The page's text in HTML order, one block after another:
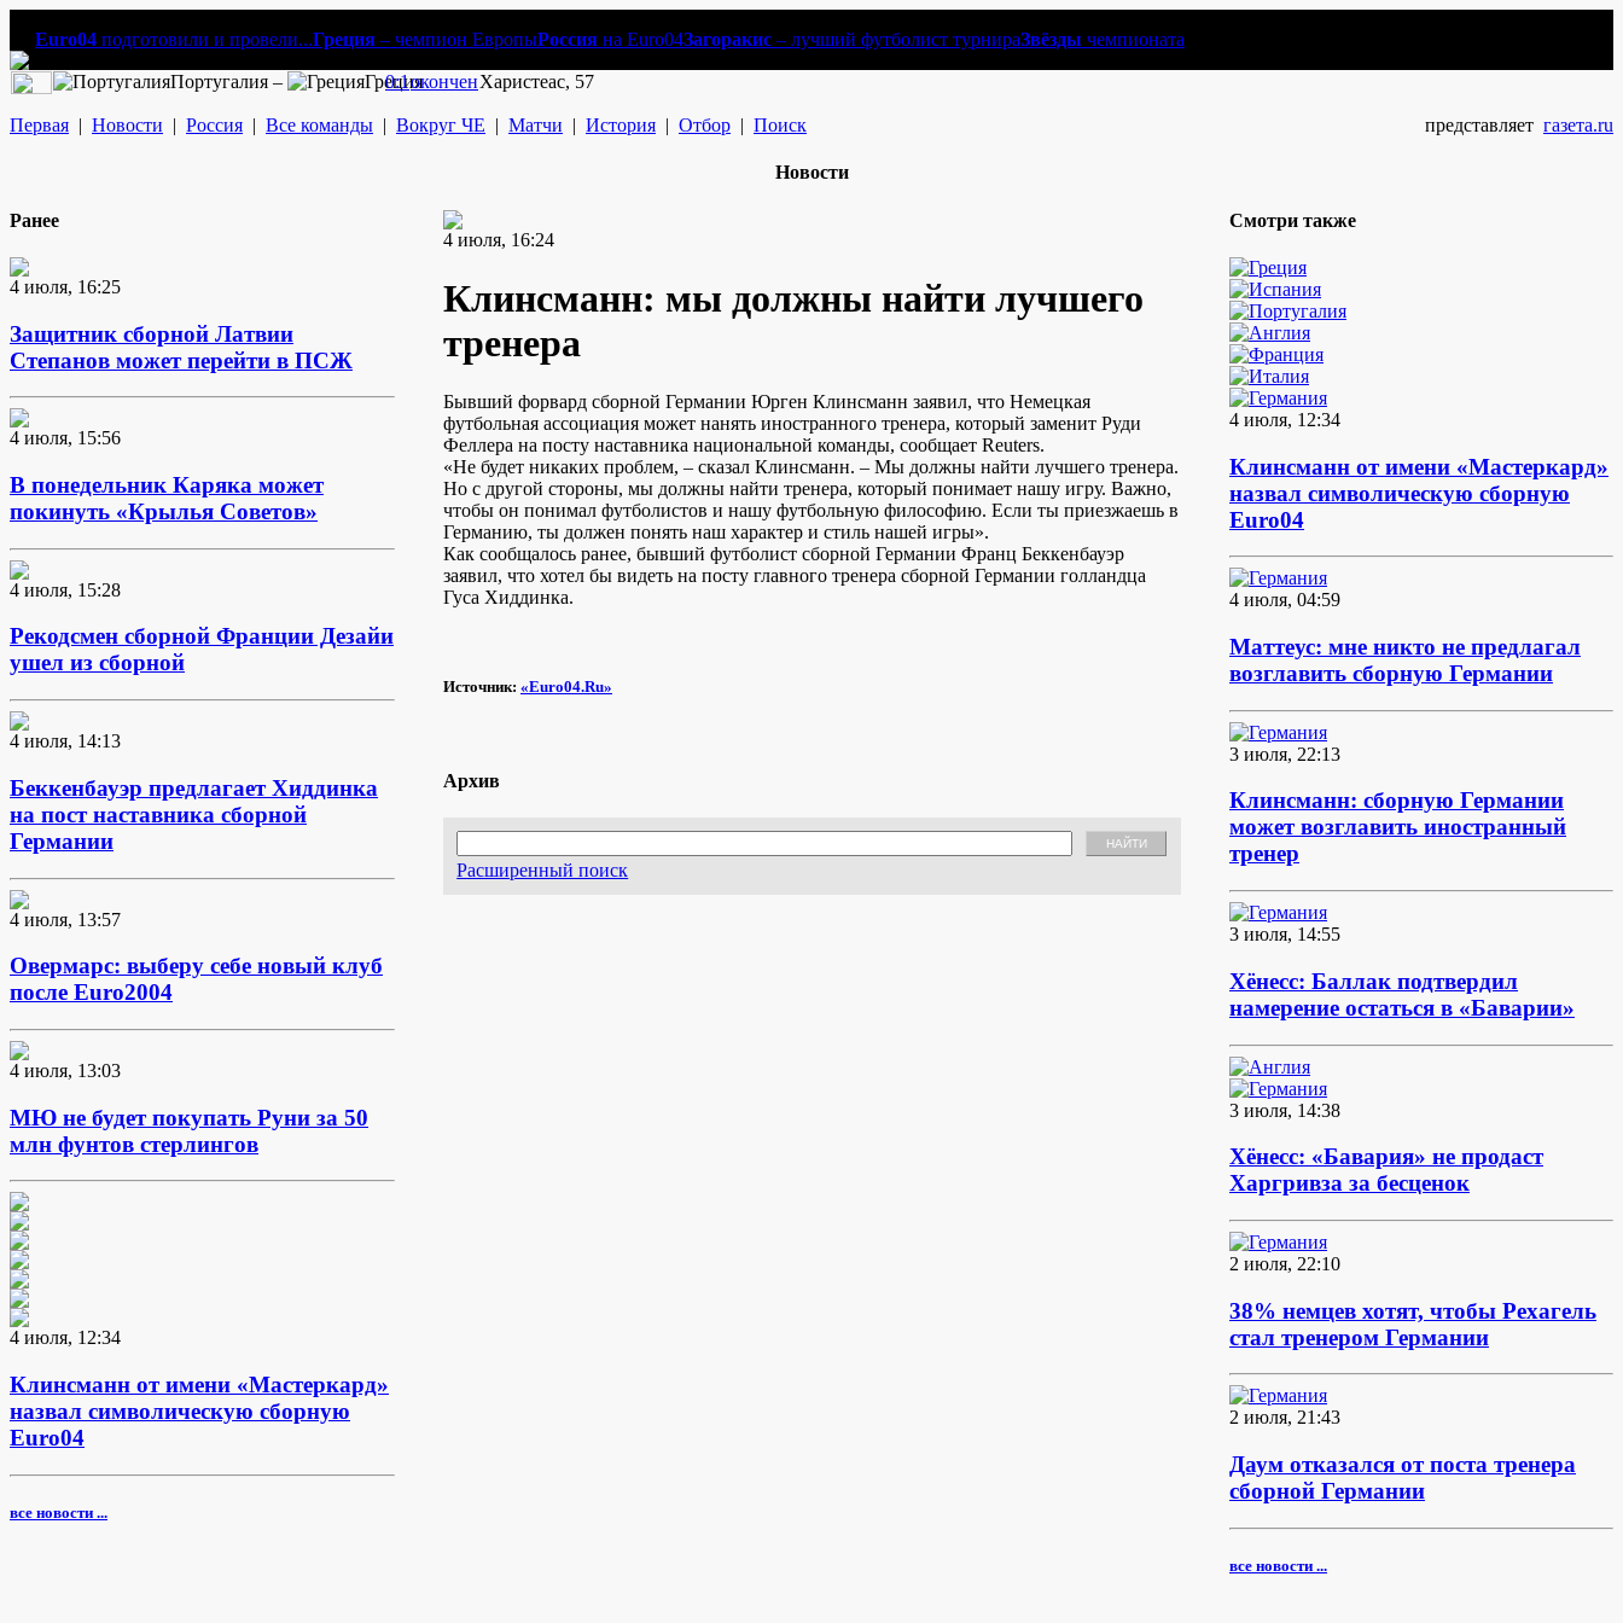
Euro04 подготовили и провели...Греция – чемпион ЕвропыРоссия на Euro04Загоракис – лучший футболист турнираЗвёзды чемпионата
Португалия – Греция
0:1оконченХаристеас, 57
Первая | Новости | Россия | Все команды | Вокруг ЧЕ | Матчи | История | Отбор | Поиск представляет газета.ru
Новости
Ранее
4 июля, 16:25
Защитник сборной Латвии
Степанов может перейти в ПСЖ
4 июля, 15:56
В понедельник Каряка может
покинуть «Крылья Советов»
4 июля, 15:28
Рекодсмен сборной Франции Дезайи
ушел из сборной
4 июля, 14:13
Беккенбауэр предлагает Хиддинка
на пост наставника сборной
Германии
4 июля, 13:57
Овермарс: выберу себе новый клуб
после Euro2004
4 июля, 13:03
МЮ не будет покупать Руни за 50
млн фунтов стерлингов
4 июля, 12:34
Клинсманн от имени «Мастеркард»
назвал символическую сборную
Euro04
все новости ...
4 июля, 16:24
Клинсманн: мы должны найти лучшего
тренера
Бывший форвард сборной Германии Юрген Клинсманн заявил, что Немецкая
футбольная ассоциация может нанять иностранного тренера, который заменит Руди
Феллера на посту наставника национальной команды, сообщает Reuters.
«Не будет никаких проблем, – сказал Клинсманн. – Мы должны найти лучшего тренера.
Но с другой стороны, мы должны найти тренера, который понимает нашу игру. Важно,
чтобы он понимал футболистов и нашу футбольную философию. Если ты приезжаешь в
Германию, ты должен понять наш характер и стиль нашей игры».
Как сообщалось ранее, бывший футболист сборной Германии Франц Беккенбауэр
заявил, что хотел бы видеть на посту главного тренера сборной Германии голландца
Гуса Хиддинка.
Источник: «Euro04.Ru»
Архив
Расширенный поиск
Смотри также
4 июля, 12:34
Клинсманн от имени «Мастеркард»
назвал символическую сборную
Euro04
4 июля, 04:59
Маттеус: мне никто не предлагал
возглавить сборную Германии
3 июля, 22:13
Клинсманн: сборную Германии
может возглавить иностранный
тренер
3 июля, 14:55
Хёнесс: Баллак подтвердил
намерение остаться в «Баварии»
3 июля, 14:38
Хёнесс: «Бавария» не продаст
Харгривза за бесценок
2 июля, 22:10
38% немцев хотят, чтобы Рехагель
стал тренером Германии
2 июля, 21:43
Даум отказался от поста тренера
сборной Германии
все новости ...